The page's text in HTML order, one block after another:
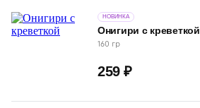
Онигири с креветкой
НОВИНКА
160 гр
259 ₽